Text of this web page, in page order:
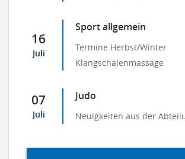
16
Juli
Sport allgemein
Termine Herbst/Winter
Klangschalenmassage
07
Juli
Judo
Neuigkeiten aus der